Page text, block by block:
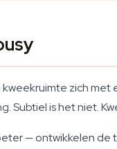
zich
is het niet.
— ontwikkelen